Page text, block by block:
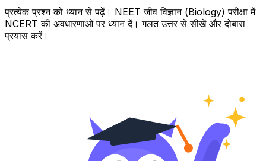
प्रत्येक प्रश्न को ध्यान से पढ़ें। NEET जीव विज्ञान (Biology) परीक्षा में
NCERT की अवधारणाओं पर ध्यान दें। गलत उत्तर से सीखें और दोबारा
प्रयास करें।